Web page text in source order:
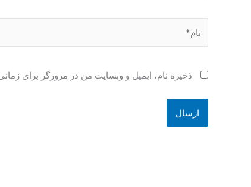
ذخیره نام، ایمیل و وبسایت من در مرورگر برای